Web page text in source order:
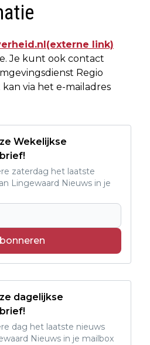
(externe link)
Je kunt ook contact
Regio
via het e-mailadres
Wekelijkse
zaterdag het laatste
Lingewaard Nieuws in je
dagelijkse
dag het laatste nieuws
Nieuws in je mailbox